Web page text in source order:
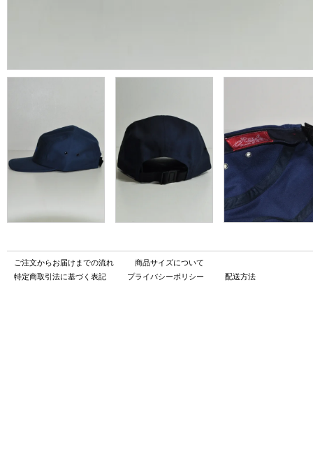
ご注文からお届けまでの流れ
商品サイズについて
特定商取引法に基づく表記
プライバシーポリシー 配送方法